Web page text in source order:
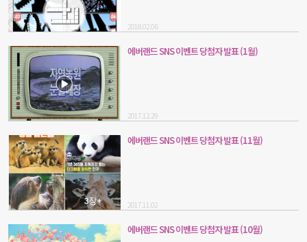
2018.02.06
에버랜드 SNS 이벤트 당첨자 발표 (1월)
2017.12.29
에버랜드 SNS 이벤트 당첨자 발표 (11월)
2017.11.02
에버랜드 SNS 이벤트 당첨자 발표 (10월)